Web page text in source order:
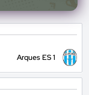
Arques ES 1